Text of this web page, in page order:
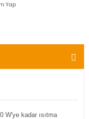
Yap
W'ye kadar ısıtma